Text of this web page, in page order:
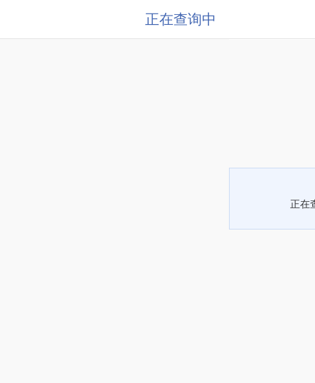
正在查询中
正在